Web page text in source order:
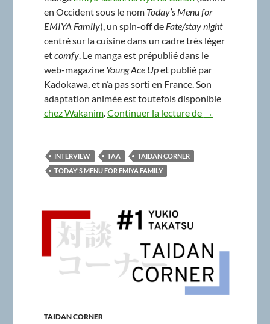
en Occident sous le nom Today’s Menu for
EMIYA Family), un spin-off de Fate/stay night
centré sur la cuisine dans un cadre très léger
etcomfy. Le manga est prépublié dans le
web-magazine Young Ace Upet publié par
Kadokawa, et n’a pas sorti en France. Son
adaptation animée est toutefois disponible
chez Wakanim. Continuer la lecture de Taidan Corner
→
INTERVIEW TAA
TAIDAN CORNER
TODAY'S MENU FOR EMIYA FAMILY
TAIDAN CORNER